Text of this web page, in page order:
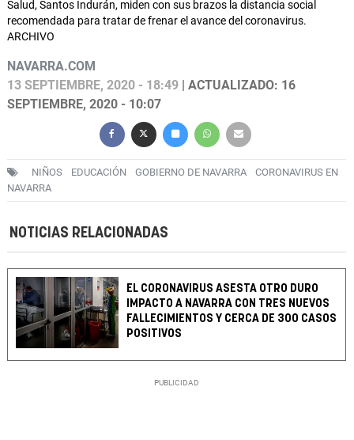
Salud, Santos Indurán, miden con sus brazos la distancia social
recomendada para tratar de frenar el avance del coronavirus.
ARCHIVO
NAVARRA.COM
13 SEPTIEMBRE, 2020 - 18:49 | ACTUALIZADO: 16
SEPTIEMBRE, 2020 - 10:07
NIÑOS EDUCACIÓN GOBIERNO DE NAVARRA
CORONAVIRUS EN
NAVARRA
NOTICIAS RELACIONADAS
EL CORONAVIRUS ASESTA OTRO DURO
IMPACTO A NAVARRA CON TRES NUEVOS
FALLECIMIENTOS Y CERCA DE 300 CASOS
POSITIVOS